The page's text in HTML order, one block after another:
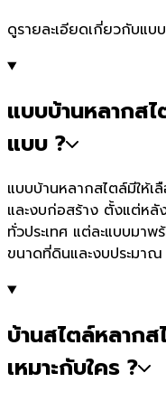
ดูรายละเอียดเกี่ยวกับแบ
แบบบ้านหลากส
แบบ ?
แบบบ้านหลากสไตล์มีให้
และงบก่อสร้าง ตั้งแต่หลั
ทั่วประเทศ แต่ละแบบมา
ขนาดที่ดินและงบประมาณ
บ้านสไตล์หลาก
เหมาะกับใคร ?